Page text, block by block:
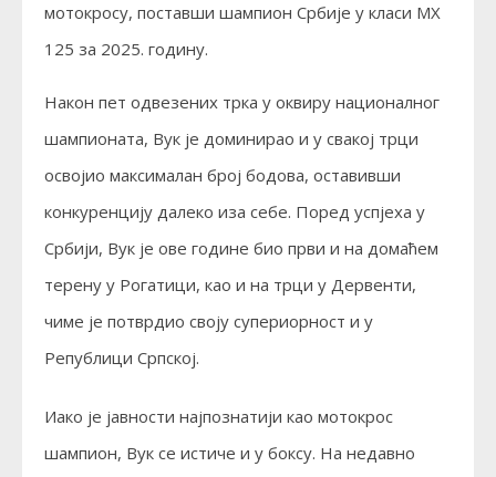
мотокросу, поставши шампион Србије у класи MX
125 за 2025. годину.
Након пет одвезених трка у оквиру националног
шампионата, Вук је доминирао и у свакој трци
освојио максималан број бодова, оставивши
конкуренцију далеко иза себе. Поред успјеха у
Србији, Вук је ове године био први и на домаћем
терену у Рогатици, као и на трци у Дервенти,
чиме је потврдио своју супериорност и у
Републици Српској.
Иако је јавности најпознатији као мотокрос
шампион, Вук се истиче и у боксу. На недавно